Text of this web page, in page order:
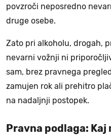
povzroči neposredno
druge osebe.
Zato pri alkoholu, drogah,
nevarni vožnji ni
sam, brez pravnega
zamujen rok ali prehitro
na nadaljnji postopek.
Pravna podlaga: